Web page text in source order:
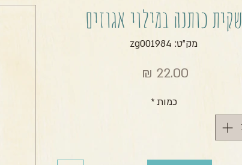
שקית כותנה במילוי אגוזים
מק"ט: zg001984
כמות *